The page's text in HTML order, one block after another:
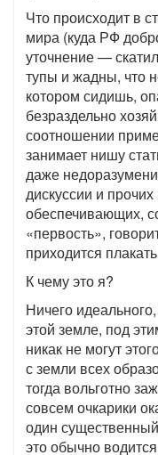
Что происходит в
мира (куда РФ
уточнение —
тупы и жадны, что
котором сидишь,
безраздельно
соотношении
занимает нишу
даже
дискуссии и
обеспечивающих,
«первость»,
приходится
К чему это я?
Ничего
этой земле, под
никак не могут
с земли всех
тогда вольготно
совсем очкарики
один
это обычно